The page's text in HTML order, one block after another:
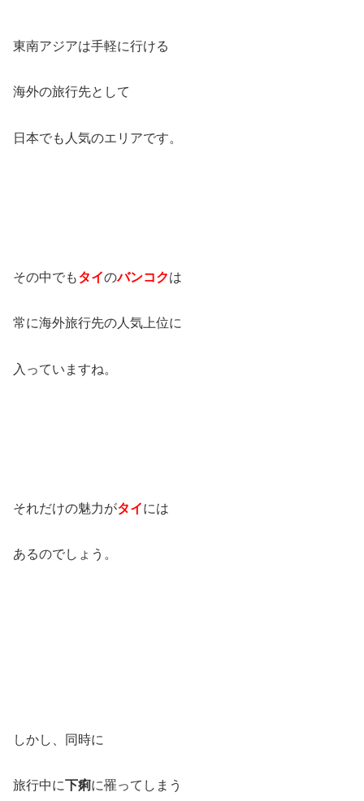
東南アジアは手軽に行ける
海外の旅行先として
日本でも人気のエリアです。
その中でもタイのバンコクは
常に海外旅行先の人気上位に
入っていますね。
それだけの魅力がタイには
あるのでしょう。
しかし、同時に
旅行中に下痢に罹ってしまう